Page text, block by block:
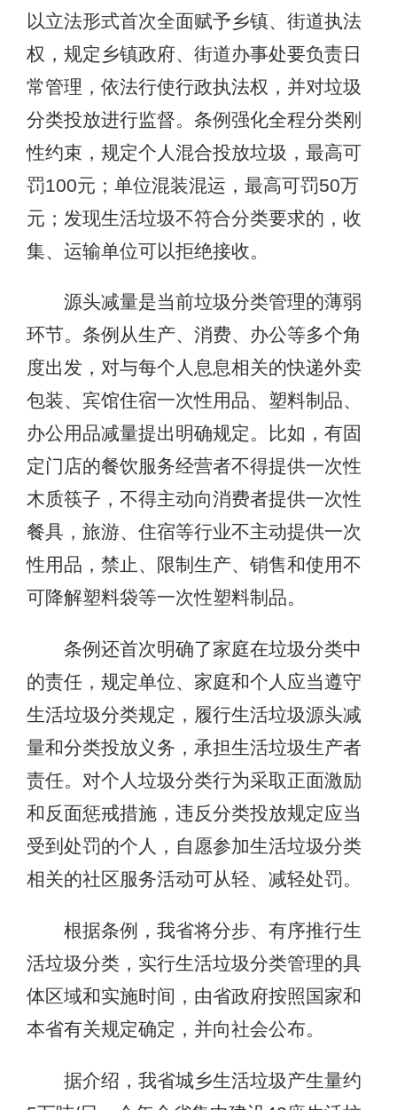
以立法形式首次全面赋予乡镇、街道执法
权，规定乡镇政府、街道办事处要负责日
常管理，依法行使行政执法权，并对垃圾
分类投放进行监督。条例强化全程分类刚
性约束，规定个人混合投放垃圾，最高可
罚100元；单位混装混运，最高可罚50万
元；发现生活垃圾不符合分类要求的，收
集、运输单位可以拒绝接收。
源头减量是当前垃圾分类管理的薄弱
环节。条例从生产、消费、办公等多个角
度出发，对与每个人息息相关的快递外卖
包装、宾馆住宿一次性用品、塑料制品、
办公用品减量提出明确规定。比如，有固
定门店的餐饮服务经营者不得提供一次性
木质筷子，不得主动向消费者提供一次性
餐具，旅游、住宿等行业不主动提供一次
性用品，禁止、限制生产、销售和使用不
可降解塑料袋等一次性塑料制品。
条例还首次明确了家庭在垃圾分类中
的责任，规定单位、家庭和个人应当遵守
生活垃圾分类规定，履行生活垃圾源头减
量和分类投放义务，承担生活垃圾生产者
责任。对个人垃圾分类行为采取正面激励
和反面惩戒措施，违反分类投放规定应当
受到处罚的个人，自愿参加生活垃圾分类
相关的社区服务活动可从轻、减轻处罚。
根据条例，我省将分步、有序推行生
活垃圾分类，实行生活垃圾分类管理的具
体区域和实施时间，由省政府按照国家和
本省有关规定确定，并向社会公布。
据介绍，我省城乡生活垃圾产生量约